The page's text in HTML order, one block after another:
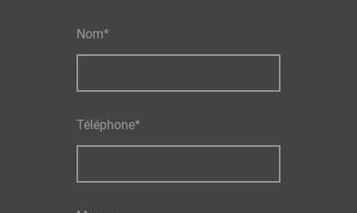
Nom*
Téléphone*